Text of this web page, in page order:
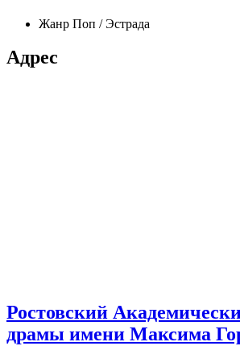
Жанр Поп / Эстрада
Адрес
Ростовский
драмы имени Максима